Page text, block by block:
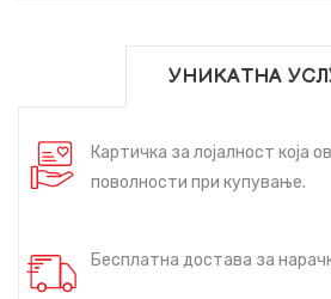
УНИКАТНА
Картичка за лојалност која
поволности при купување.
Бесплатна достава за